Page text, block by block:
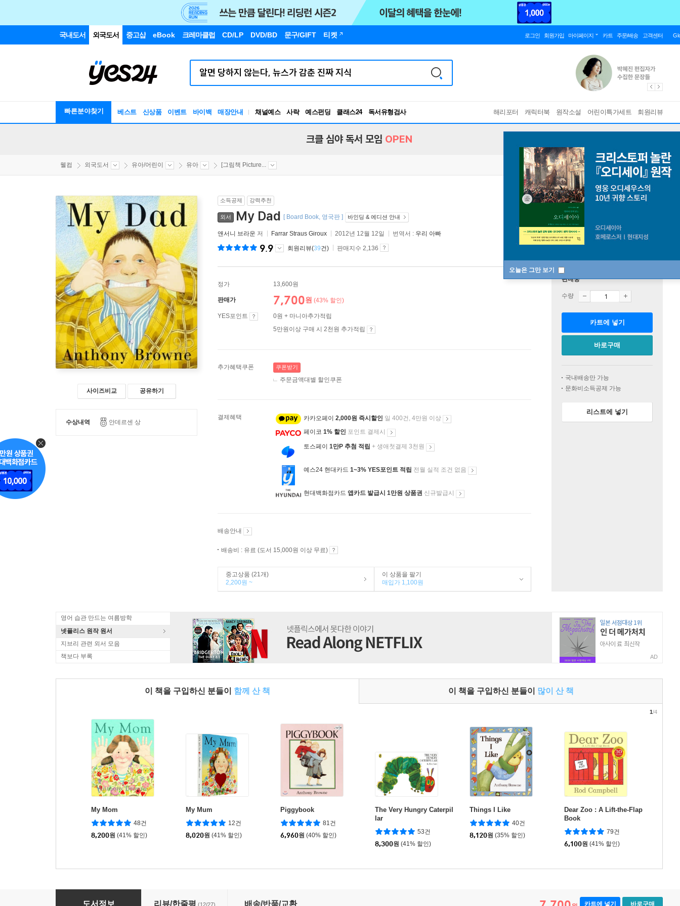
국내도서 외국도서 중고샵 eBook 크레마클럽 CD/LP DVD/BD 문구/GIFT 티켓 로그인 회원가입 마이페이지 카트 주문/배송 고객센터
빠른분야찾기 베스트 신상품 이벤트 바이백 매장안내 채널예스 사락 예스펀딩 클래스24
독서유형검사
RBTI Lab
해리포터 캐릭터북 원작소설 어린이특가세트 회원리뷰
오늘은 그만 보기
크클 심야 독서 모임 OPEN
웰컴 외국도서 유아/어린이 유아 [그림책 Picture...
사이즈비교 공유하기
수상내역 안데르센 상
소득공제 강력추천
외서 My Dad [ Board Book, 영국판 ] 바인딩 & 에디션 안내
앤서니 브라운 저 Farrar Straus Giroux 2012년 12월 12일 번역서 : 우리 아빠
9.9 회원리뷰(39건) 판매지수 2,136
정가 13,600원
판매가 7,700원 (43% 할인)
YES포인트
0원 + 마니아추가적립
5만원이상 구매 시 2천원 추가적립
추가혜택쿠폰 쿠폰받기
주문금액대별 할인쿠폰
결제혜택 카카오페이 2,000원 즉시할인 일 400건, 4만원 이상
페이코 1% 할인 포인트 결제시
토스페이 1만P 추첨 적립 + 생애첫결제 3천원
예스24 현대카드 1~3% YES포인트 적립 전월 실적 조건 없음
현대백화점카드 앱카드 발급시 1만원 상품권 신규발급시
배송안내
배송비 : 유료 (도서 15,000원 이상 무료)
중고상품 (21개)
2,200원 ~
이 상품을 팔기
매입가 1,100원
판매중
수량
카트에 넣기
바로구매
국내배송만 가능
문화비소득공제 가능
리스트에 넣기
영어 습관 만드는 여름방학
넷플리스 원작 원서
지브리 관련 외서 모음
책보다 부록
AD
이 책을 구입하신 분들이 함께 산 책 이 책을 구입하신 분들이 많이 산 책
My Mom
48건
8,200원 (41% 할인)
My Mum
12건
8,020원 (41% 할인)
Piggybook
81건
6,960원 (40% 할인)
The Very Hungry Caterpil
lar
53건
8,300원 (41% 할인)
Things I Like
40건
8,120원 (35% 할인)
Dear Zoo : A Lift-the-Flap
Book
79건
6,100원 (41% 할인)
1/4
My Dad
도서정보 리뷰/한줄평 (12/27) 배송/반품/교환 카트에 넣기 바로구매